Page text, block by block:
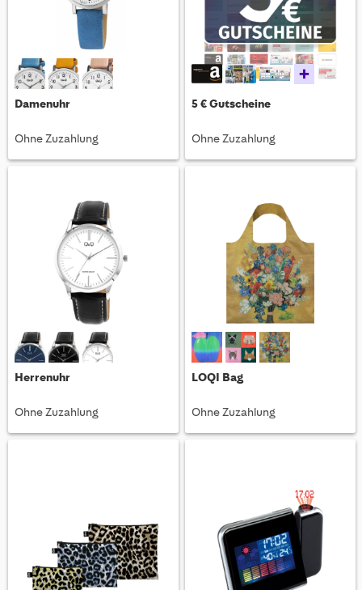
Damenuhr
Ohne Zuzahlung
+
5 € Gutscheine
Ohne Zuzahlung
Herrenuhr
Ohne Zuzahlung
LOQI Bag
Ohne Zuzahlung